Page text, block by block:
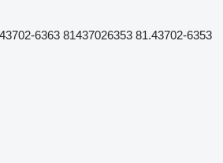
6363 81437026353 81.43702-6353